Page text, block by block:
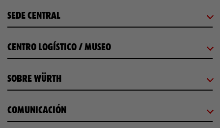
SEDE CENTRAL
CENTRO LOGÍSTICO / MUSEO
SOBRE WÜRTH
COMUNICACIÓN